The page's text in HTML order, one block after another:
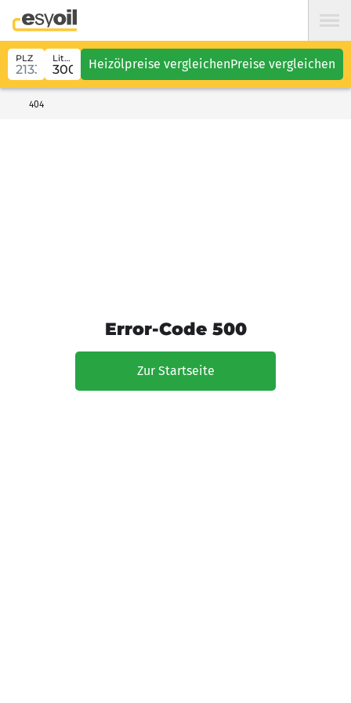
PLZ Liter Heizölpreise vergleichenPreise vergleichen
404
Error-Code 500
Zur Startseite